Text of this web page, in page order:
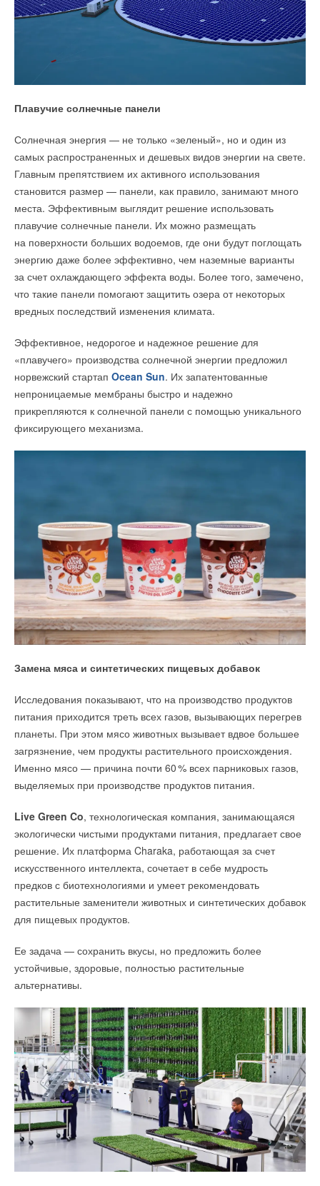
Плавучие солнечные панели
Солнечная энергия — не только «зеленый», но и один из
самых распространенных и дешевых видов энергии на свете.
Главным препятствием их активного использования
становится размер — панели, как правило, занимают много
места. Эффективным выглядит решение использовать
плавучие солнечные панели. Их можно размещать
на поверхности больших водоемов, где они будут поглощать
энергию даже более эффективно, чем наземные варианты
за счет охлаждающего эффекта воды. Более того, замечено,
что такие панели помогают защитить озера от некоторых
вредных последствий изменения климата.
Эффективное, недорогое и надежное решение для
«плавучего» производства солнечной энергии предложил
норвежский стартап Ocean Sun. Их запатентованные
непроницаемые мембраны быстро и надежно
прикрепляются к солнечной панели с помощью уникального
фиксирующего механизма.
Замена мяса и синтетических пищевых добавок
Исследования показывают, что на производство продуктов
питания приходится треть всех газов, вызывающих перегрев
планеты. При этом мясо животных вызывает вдвое большее
загрязнение, чем продукты растительного происхождения.
Именно мясо — причина почти 60% всех парниковых газов,
выделяемых при производстве продуктов питания.
Live Green Co, технологическая компания, занимающаяся
экологически чистыми продуктами питания, предлагает свое
решение. Их платформа Charaka, работающая за счет
искусственного интеллекта, сочетает в себе мудрость
предков с биотехнологиями и умеет рекомендовать
растительные заменители животных и синтетических добавок
для пищевых продуктов.
Ее задача — сохранить вкусы, но предложить более
устойчивые, здоровые, полностью растительные
альтернативы.